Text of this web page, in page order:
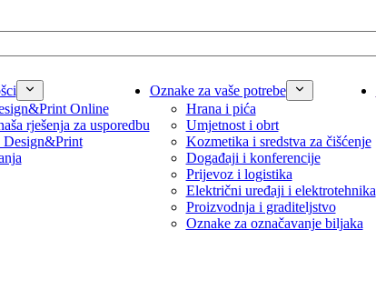
Online
rješenja za usporedbu
Design&Print
Oznake za vaše potrebe
Hrana i pića
Umjetnost i obrt
Kozmetika i sredstva za čišćenje
Događaji i konferencije
Prijevoz i logistika
Električni uređaji i elektrotehnika
Proizvodnja i graditeljstvo
Oznake za označavanje biljaka